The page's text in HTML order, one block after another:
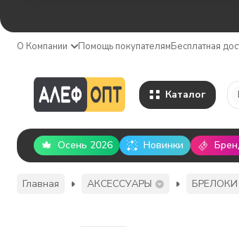
О Компании Помощь покупателямБесплатная
Каталог
Осень 2026 Новинки
Главная АКСЕССУАРЫ БРЕЛОКИ